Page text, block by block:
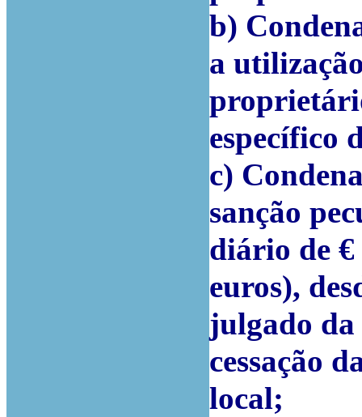
b)
a
específico
c)
sanção
diário de €
euros),
julgado da
cessação
local;